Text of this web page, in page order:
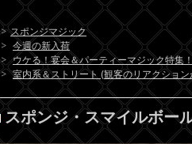
> スポンジマジック
> 今週の新入荷
> ウケる！宴会＆パーティーマジック特集
> 室内系＆ストリート (観客のリアクショ
スポンジ・スマイルボー